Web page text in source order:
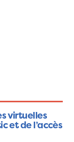
virtuelles
et de l’accès